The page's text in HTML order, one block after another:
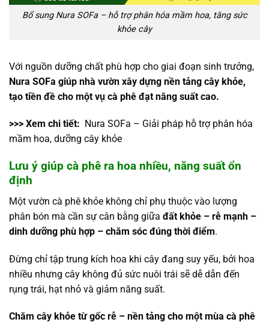
Bổ sung Nura SOFa – hỗ trợ phân hóa mầm hoa, tăng sức
khỏe cây
Với nguồn dưỡng chất phù hợp cho giai đoạn sinh trưởng,
Nura SOFa giúp nhà vườn xây dựng nền tảng cây khỏe,
tạo tiền đề cho một vụ cà phê đạt năng suất cao.
>>> Xem chi tiết: Nura SOFa – Giải pháp hỗ trợ phân hóa
mầm hoa, dưỡng cây khỏe
Lưu ý giúp cà phê ra hoa nhiều, năng suất ổn
định
Một vườn cà phê khỏe không chỉ phụ thuộc vào lượng
phân bón mà cần sự cân bằng giữa đất khỏe – rễ mạnh –
dinh dưỡng phù hợp – chăm sóc đúng thời điểm.
Đừng chỉ tập trung kích hoa khi cây đang suy yếu, bởi hoa
nhiều nhưng cây không đủ sức nuôi trái sẽ dễ dẫn đến
rụng trái, hạt nhỏ và giảm năng suất.
Chăm cây khỏe từ gốc rễ – nền tảng cho một mùa cà phê